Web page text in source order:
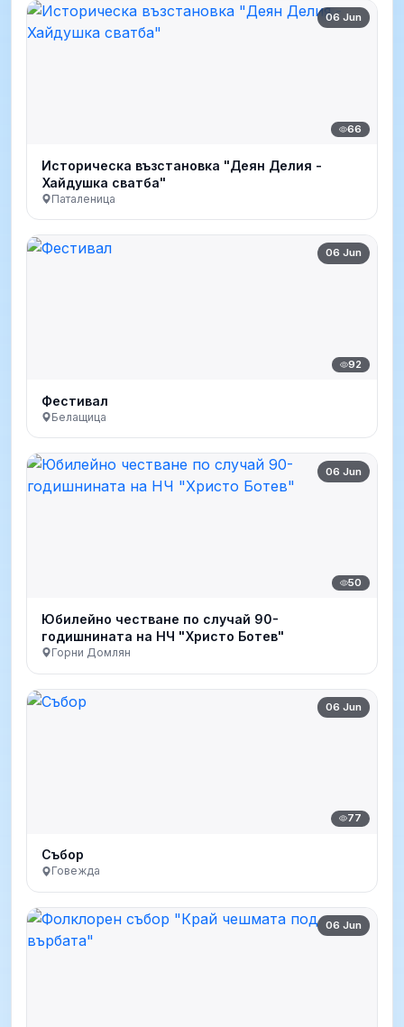
06 Jun
66
Историческа възстановка "Деян Делия -
Хайдушка сватба"
Паталеница
06 Jun
92
Фестивал
Белащица
06 Jun
50
Юбилейно честване по случай 90-
годишнината на НЧ "Христо Ботев"
Горни Домлян
06 Jun
77
Събор
Говежда
06 Jun